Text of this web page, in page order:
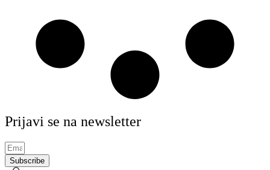
Prijavi se na newsletter
Subscribe